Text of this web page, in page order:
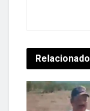
Relacionado